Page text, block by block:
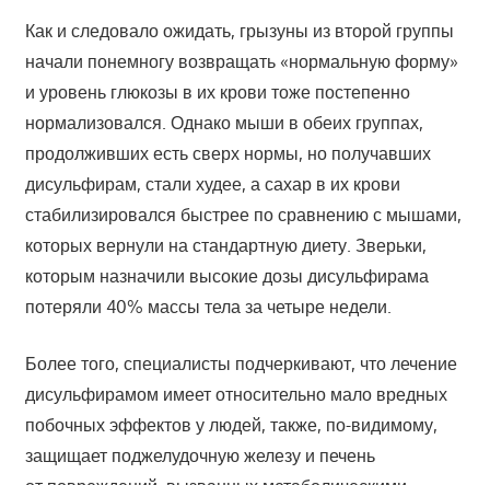
Как и следовало ожидать, грызуны из второй группы
начали понемногу возвращать «нормальную форму»
и уровень глюкозы в их крови тоже постепенно
нормализовался. Однако мыши в обеих группах,
продолживших есть сверх нормы, но получавших
дисульфирам, стали худее, а сахар в их крови
стабилизировался быстрее по сравнению с мышами,
которых вернули на стандартную диету. Зверьки,
которым назначили высокие дозы дисульфирама
потеряли 40% массы тела за четыре недели.
Более того, специалисты подчеркивают, что лечение
дисульфирамом имеет относительно мало вредных
побочных эффектов у людей, также, по-видимому,
защищает поджелудочную железу и печень